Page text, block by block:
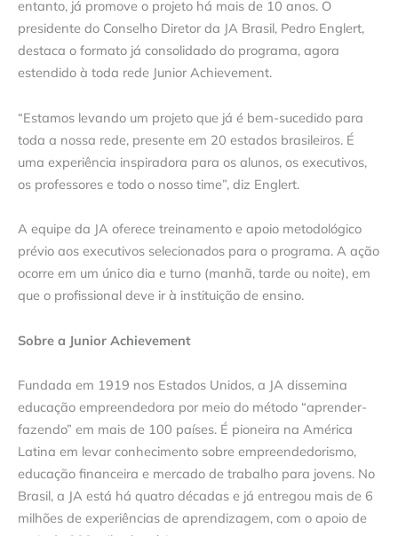
entanto, já promove o projeto há mais de 10 anos. O
presidente do Conselho Diretor da JA Brasil, Pedro Englert,
destaca o formato já consolidado do programa, agora
estendido à toda rede Junior Achievement.
“Estamos levando um projeto que já é bem-sucedido para
toda a nossa rede, presente em 20 estados brasileiros. É
uma experiência inspiradora para os alunos, os executivos,
os professores e todo o nosso time”, diz Englert.
A equipe da JA oferece treinamento e apoio metodológico
prévio aos executivos selecionados para o programa. A ação
ocorre em um único dia e turno (manhã, tarde ou noite), em
que o profissional deve ir à instituição de ensino.
Sobre a Junior Achievement
Fundada em 1919 nos Estados Unidos, a JA dissemina
educação empreendedora por meio do método “aprender-
fazendo” em mais de 100 países. É pioneira na América
Latina em levar conhecimento sobre empreendedorismo,
educação financeira e mercado de trabalho para jovens. No
Brasil, a JA está há quatro décadas e já entregou mais de 6
milhões de experiências de aprendizagem, com o apoio de